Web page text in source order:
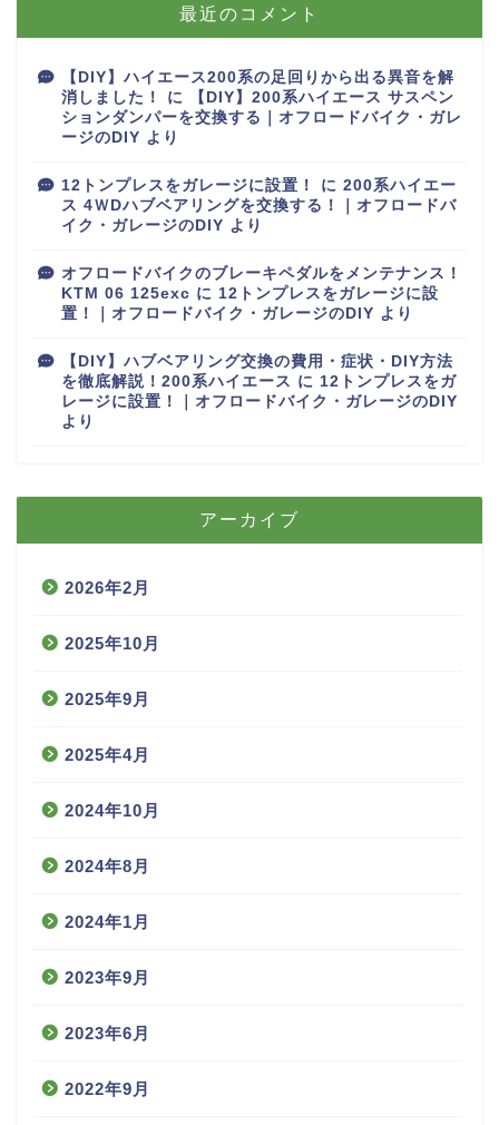
最近のコメント
【DIY】ハイエース200系の足回りから出る異音を解
消しました！
に
【DIY】200系ハイエース サスペン
ションダンパーを交換する｜オフロードバイク・ガレ
ージのDIY より
12トンプレスをガレージに設置！ に 200系ハイエー
ス 4ＷDハブベアリングを交換する！｜オフロードバ
イク・ガレージのDIY より
オフロードバイクのブレーキペダルをメンテナンス！
KTM 06 125exc に 12トンプレスをガレージに設
置！｜オフロードバイク・ガレージのDIY より
【DIY】ハブベアリング交換の費用・症状・DIY方法
を徹底解説！200系ハイエース に 12トンプレスをガ
レージに設置！｜オフロードバイク・ガレージのDIY
より
アーカイブ
2026年2月
2025年10月
2025年9月
2025年4月
2024年10月
2024年8月
2024年1月
2023年9月
2023年6月
2022年9月